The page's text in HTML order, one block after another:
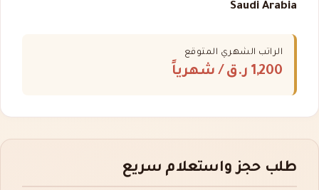
Saudi Arabia
الراتب الشهري المتوقع
1,200 ر.ق / شهرياً
طلب حجز واستعلام سريع